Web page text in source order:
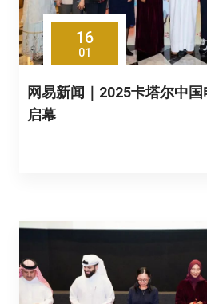
16
01
网易新闻｜2025卡塔尔中
启幕